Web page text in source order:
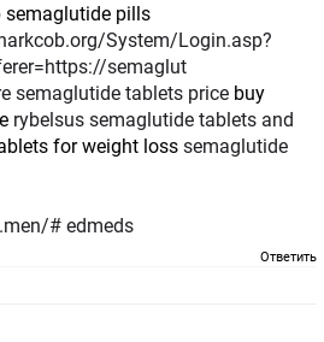
semaglutide pills
System/Login.asp?
semaglut
semaglutide tablets price buy
rybelsus semaglutide tablets and
for weight loss semaglutide
# edmeds
Ответить